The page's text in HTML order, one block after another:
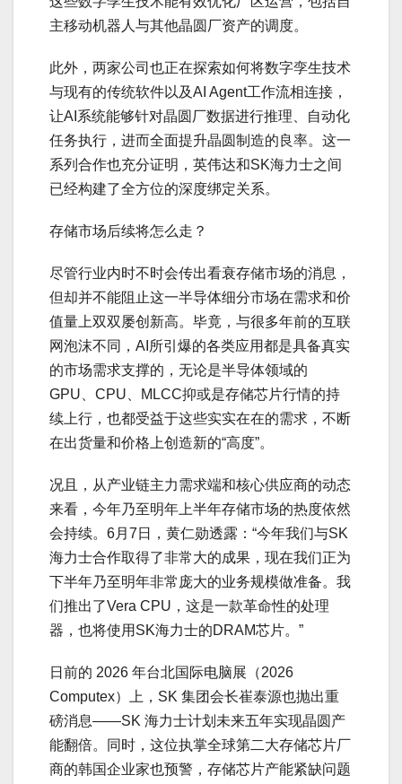
主移动机器人与其他晶圆厂资产的调度。
此外，两家公司也正在探索如何将数字孪生技术
与现有的传统软件以及AI Agent工作流相连接，
让AI系统能够针对晶圆厂数据进行推理、自动化
任务执行，进而全面提升晶圆制造的良率。这一
系列合作也充分证明，英伟达和SK海力士之间
已经构建了全方位的深度绑定关系。
存储市场后续将怎么走？
尽管行业内时不时会传出看衰存储市场的消息，
但却并不能阻止这一半导体细分市场在需求和价
值量上双双屡创新高。毕竟，与很多年前的互联
网泡沫不同，AI所引爆的各类应用都是具备真实
的市场需求支撑的，无论是半导体领域的
GPU、CPU、MLCC抑或是存储芯片行情的持
续上行，也都受益于这些实实在在的需求，不断
在出货量和价格上创造新的“高度”。
况且，从产业链主力需求端和核心供应商的动态
来看，今年乃至明年上半年存储市场的热度依然
会持续。6月7日，黄仁勋透露：“今年我们与SK
海力士合作取得了非常大的成果，现在我们正为
下半年乃至明年非常庞大的业务规模做准备。我
们推出了Vera CPU，这是一款革命性的处理
器，也将使用SK海力士的DRAM芯片。”
日前的 2026 年台北国际电脑展（2026
Computex）上，SK 集团会长崔泰源也抛出重
磅消息——SK 海力士计划未来五年实现晶圆产
能翻倍。同时，这位执掌全球第二大存储芯片厂
商的韩国企业家也预警，存储芯片产能紧缺问题